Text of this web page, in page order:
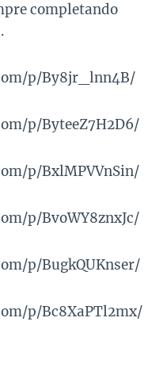
completando
p/By8jr_lnn4B/
p/ByteeZ7H2D6/
p/BxlMPVVnSin/
p/BvoWY8znxJc/
p/BugkQUKnser/
p/Bc8XaPTl2mx/